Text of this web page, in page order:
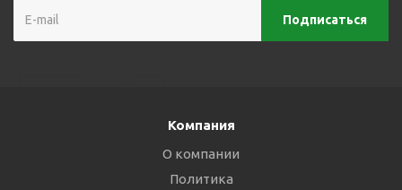
Компания
О компании
Политика